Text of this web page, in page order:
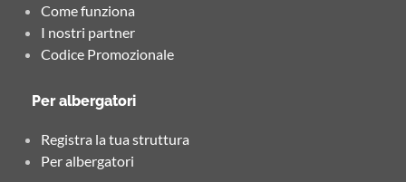
Come funziona
I nostri partner
Codice Promozionale
Per albergatori
Registra la tua struttura
Per albergatori